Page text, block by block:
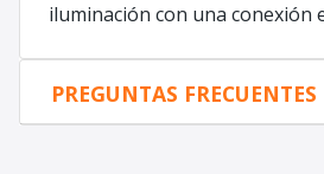
iluminación con una conexión
PREGUNTAS FRECUENTES